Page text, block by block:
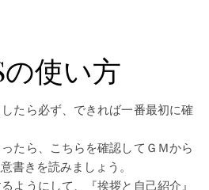
使い方
たら必ず、できれば一番最初に確
たら、こちらを確認してＧＭから
書きを読みましょう。
ようにして、『挨拶と自己紹介』